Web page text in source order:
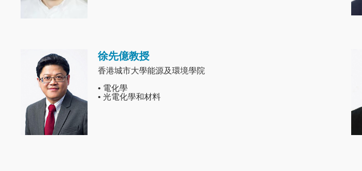
Image 徐先億教授
香港城市大學能源及環境學院
• 電化學
• 光電化學和材料